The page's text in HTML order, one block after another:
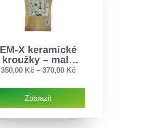
EM-X keramické
kroužky – malé
balení
350,00 Kč – 370,00 Kč
Zobrazit